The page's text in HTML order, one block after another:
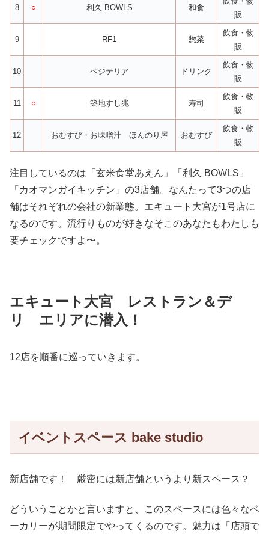
8 ○ 利久 BOWLS 和食
販
9 RF1 惣菜
飲食・物
販
10 ベジテリア ドリンク
飲食・物
販
11 ○ 築地すし兆 寿司
飲食・物
販
12 おむすび・お味噌汁 ほんのり屋 おむすび
飲食・物
販
注目しているのは「玄米食堂あえん」「利久 BOWLS」
「カオマンガイキッチン」の3店舗。なんたって3つの店
舗はそれぞれの会社の新業態。エキュート大宮が1号店に
なるのです。流行りものが好きなそこのあなたもわたしも
要チェックですよ〜。
エキュート大宮 レストラン＆デ
リ エリアに潜入！
12店を順番に巡っていきます。
イベントスペース bake studio
新店舗です！ 厳密には新店舗というより新スペース？
どういうことかと言いますと、このスペースには色々なベ
ーカリーが期間限定でやってくるのです。魅力は「店頭で